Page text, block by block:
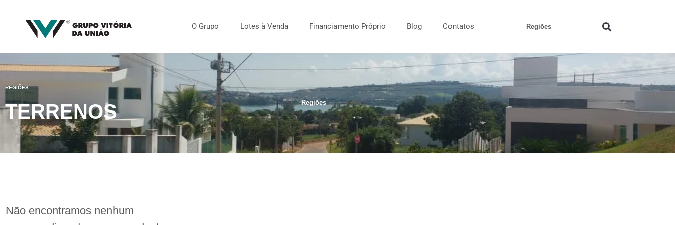
O Grupo Lotes à Venda Financiamento Próprio Blog Contatos Regiões
REGIÕES
TERRENOS Regiões
Não encontramos nenhum